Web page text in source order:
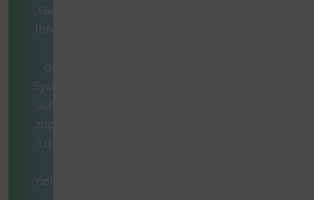
Gemeinsam mit
Ihnen entwickeln
durchdachtes
System, das exakt
auf Ihren Bedarf
zugeschnitten ist.
Unsere Berater
richtigen Fragen,